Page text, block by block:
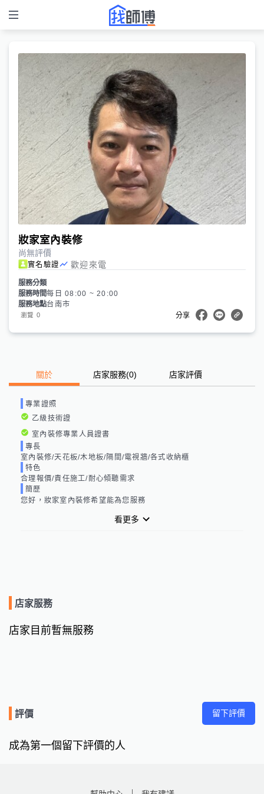
妝家室內裝修
尚無評價
實名驗證 歡迎來電
服務分類
服務時間每日 08:00 ~ 20:00
服務地點台南市
瀏覽 0 分享
關於 店家服務(0) 店家評價
專業證照
乙級技術證
室內裝修專業人員證書
專長
室內裝修/天花板/木地板/隔間/電視牆/各式收納櫃
特色
合理報價/責任施工/耐心傾聽需求
簡歷
您好，妝家室內裝修希望能為您服務
看更多
店家服務
店家目前暫無服務
評價 留下評價
成為第一個留下評價的人